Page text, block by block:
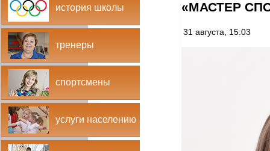
история школы
тренеры
спортсмены
услуги населению
«МАСТЕР
31 августа, 15:03